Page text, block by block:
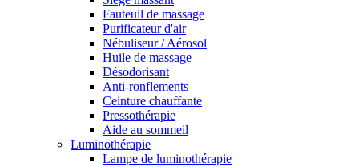
Fauteuil de massage
Purificateur d'air
Nébuliseur / Aérosol
Huile de massage
Désodorisant
Anti-ronflements
Ceinture chauffante
Pressothérapie
Aide au sommeil
Luminothérapie
Lampe de luminothérapie